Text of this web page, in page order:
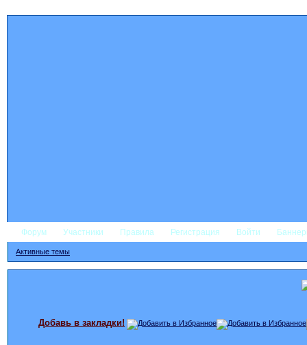
Форум Участники Правила Регистрация Войти
Активные темы
Добавь в закладки!